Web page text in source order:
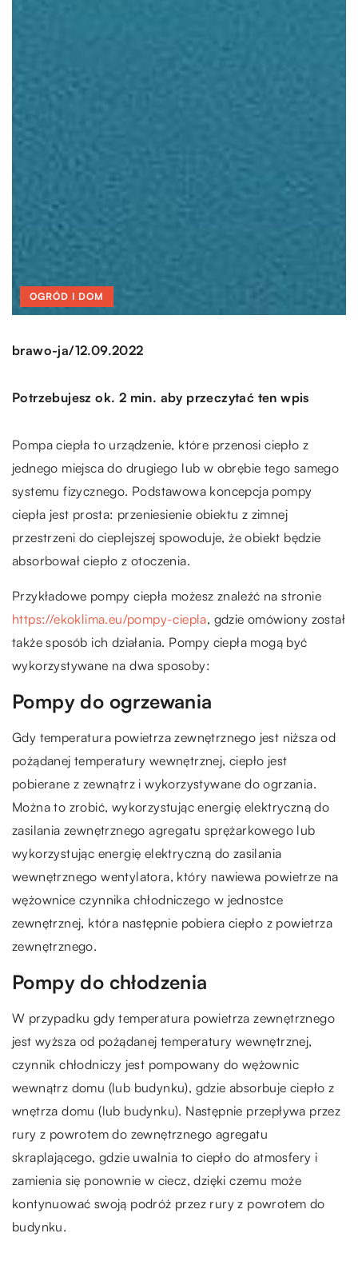
OGRÓD I DOM
brawo-ja/12.09.2022
Potrzebujesz ok. 2 min. aby przeczytać ten wpis
Pompa ciepła to urządzenie, które przenosi ciepło z
jednego miejsca do drugiego lub w obrębie tego samego
systemu fizycznego. Podstawowa koncepcja pompy
ciepła jest prosta: przeniesienie obiektu z zimnej
przestrzeni do cieplejszej spowoduje, że obiekt będzie
absorbował ciepło z otoczenia.
Przykładowe pompy ciepła możesz znaleźć na stronie
https://ekoklima.eu/pompy-ciepla, gdzie omówiony został
także sposób ich działania. Pompy ciepła mogą być
wykorzystywane na dwa sposoby:
Pompy do ogrzewania
Gdy temperatura powietrza zewnętrznego jest niższa od
pożądanej temperatury wewnętrznej, ciepło jest
pobierane z zewnątrz i wykorzystywane do ogrzania.
Można to zrobić, wykorzystując energię elektryczną do
zasilania zewnętrznego agregatu sprężarkowego lub
wykorzystując energię elektryczną do zasilania
wewnętrznego wentylatora, który nawiewa powietrze na
wężownice czynnika chłodniczego w jednostce
zewnętrznej, która następnie pobiera ciepło z powietrza
zewnętrznego.
Pompy do chłodzenia
W przypadku gdy temperatura powietrza zewnętrznego
jest wyższa od pożądanej temperatury wewnętrznej,
czynnik chłodniczy jest pompowany do wężownic
wewnątrz domu (lub budynku), gdzie absorbuje ciepło z
wnętrza domu (lub budynku). Następnie przepływa przez
rury z powrotem do zewnętrznego agregatu
skraplającego, gdzie uwalnia to ciepło do atmosfery i
zamienia się ponownie w ciecz, dzięki czemu może
kontynuować swoją podróż przez rury z powrotem do
budynku.